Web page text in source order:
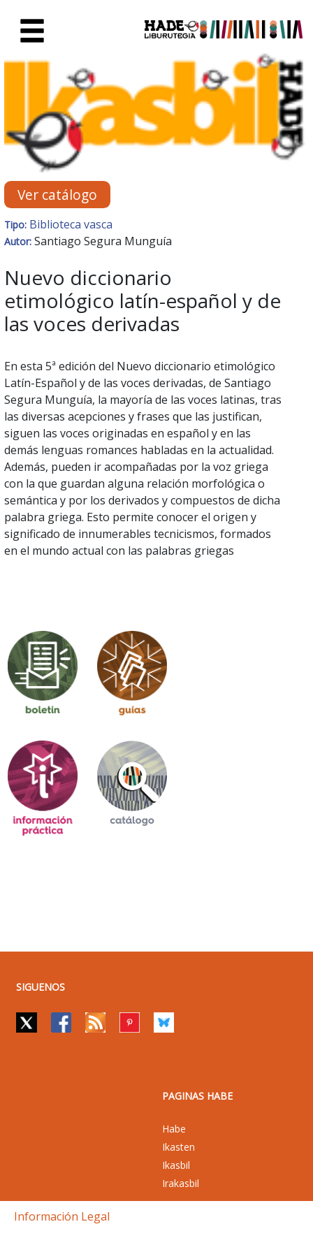
Ficha de Novedades -
Ver catálogo
Tipo: Biblioteca vasca
Autor: Santiago Segura Munguía
Nuevo diccionario
etimológico latín-español y de
las voces derivadas
En esta 5ª edición del Nuevo diccionario etimológico
Latín-Español y de las voces derivadas, de Santiago
Segura Munguía, la mayoría de las voces latinas, tras
las diversas acepciones y frases que las justifican,
siguen las voces originadas en español y en las
demás lenguas romances habladas en la actualidad.
Además, pueden ir acompañadas por la voz griega
con la que guardan alguna relación morfológica o
semántica y por los derivados y compuestos de dicha
palabra griega. Esto permite conocer el origen y
significado de innumerables tecnicismos, formados
en el mundo actual con las palabras griegas
SIGUENOS
PAGINAS HABE
Habe
Ikasten
Ikasbil
Irakasbil
Información Legal